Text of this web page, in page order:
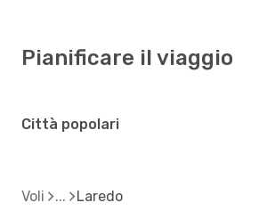
Pianificare il viaggio
Città popolari
Voli Laredo